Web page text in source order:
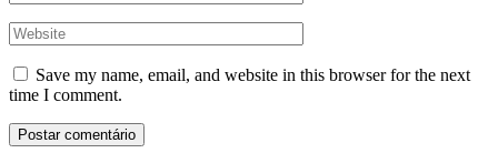
Save my name, email, and website in this browser for the next
time I comment.